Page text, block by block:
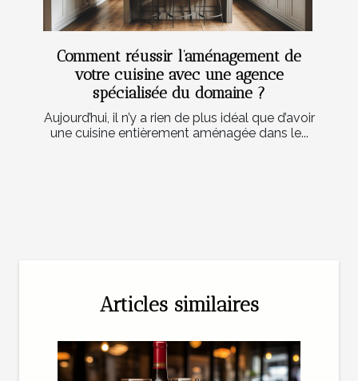
Comment réussir l’aménagement de
votre cuisine avec une agence
spécialisée du domaine ?
Aujourd’hui, il n’y a rien de plus idéal que d’avoir
une cuisine entièrement aménagée dans le...
Articles similaires